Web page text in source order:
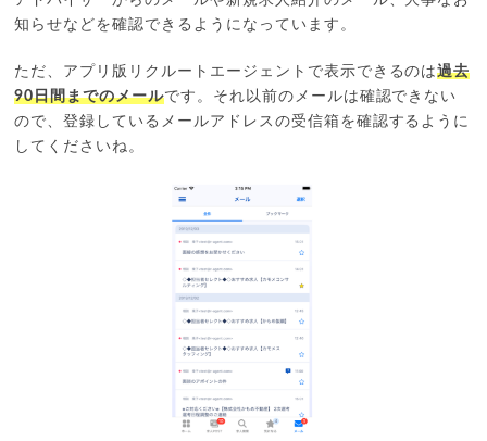
知らせなどを確認できるようになっています。
ただ、アプリ版リクルートエージェントで表示できるのは過去
90日間までのメールです。それ以前のメールは確認できない
ので、登録しているメールアドレスの受信箱を確認するように
してくださいね。